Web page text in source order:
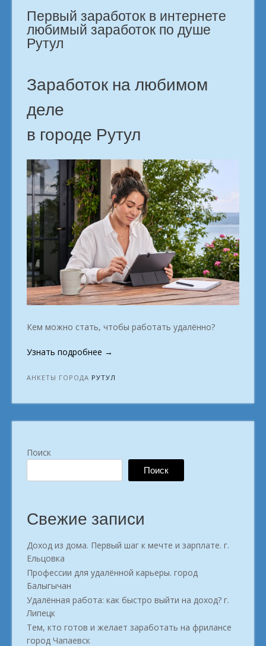
Первый заработок в интернете
любимый заработок по душе
Рутул
Заработок на любимом
деле
в городе Рутул
Кем можно стать, чтобы работать удалённо?
Узнать подробнее «Первый
в
любимый
→
АНКЕТЫ ГОРОДА РУТУЛ
Поиск
Поиск
Свежие записи
Доход из дома. Первый шаг к мечте и зарплате. г.
Ельцовка
Профессии для удалённой карьеры. город
Балыгычан
Удалённая работа: как быстро выйти на доход? г.
Липецк
Тем, кто готов и желает заработать на фрилансе
город Чапаевск